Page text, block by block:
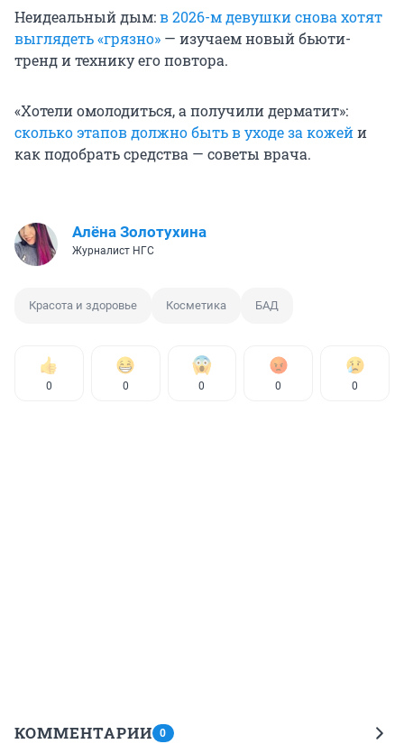
Неидеальный дым:в 2026-м девушки снова хотят
выглядеть «грязно» — изучаем новый бьюти-
тренд и технику его повтора.
«Хотели омолодиться, а получили дерматит»:
сколько этапов должно быть в уходе за кожейи
как подобрать средства — советы врача.
Алёна Золотухина
Журналист НГС
Красота и здоровье Косметика БАД
0 0 0 0 0
КОММЕНТАРИИ 0